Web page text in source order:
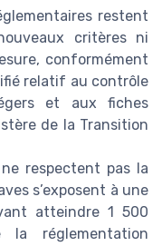
restent
critères ni
conformément
relatif au contrôle
et aux fiches
de la Transition
respectent pas la
s’exposent à une
atteindre 1 500
la réglementation